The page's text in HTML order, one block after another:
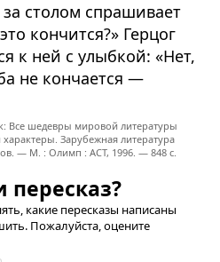
столом спрашивает
кончится?» Герцог
к ней с улыбкой: «Нет,
не кончается —
Все шедевры мировой литературы
Зарубежная литература
— М. : Олимп : ACT, 1996. — 848 с.
пересказ?
какие пересказы написаны
Пожалуйста, оцените